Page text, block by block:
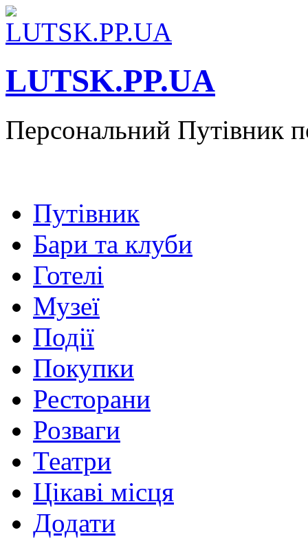
LUTSK.PP.UA
Персональний Путівник
Путівник
Бари та клуби
Готелі
Музеї
Події
Покупки
Ресторани
Розваги
Театри
Цікаві місця
Додати